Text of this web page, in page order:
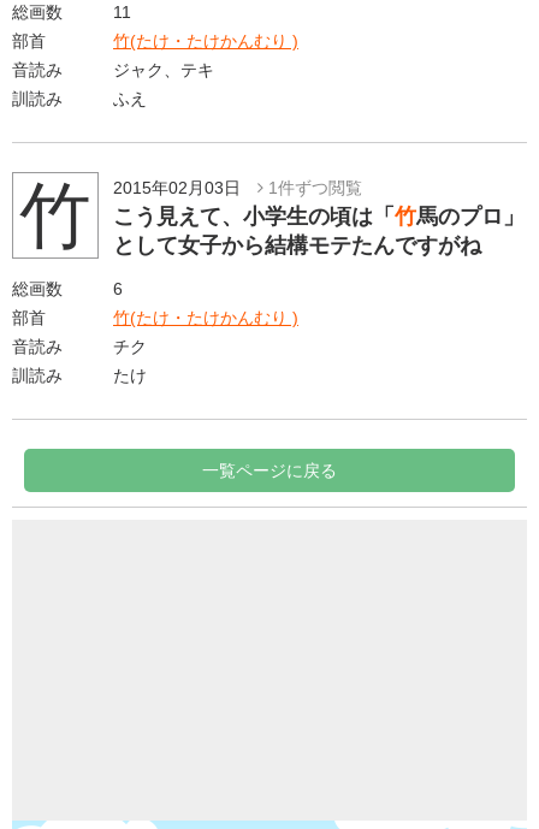
総画数
11
部首
竹(たけ・たけかんむり )
音読み
ジャク、テキ
訓読み
ふえ
竹 2015年02月03日 1件ずつ閲覧
こう見えて、小学生の頃は「 竹馬のプロ」
として女子から結構モテたんですがね
総画数
6
部首
竹(たけ・たけかんむり )
音読み
チク
訓読み
たけ
一覧ページに戻る